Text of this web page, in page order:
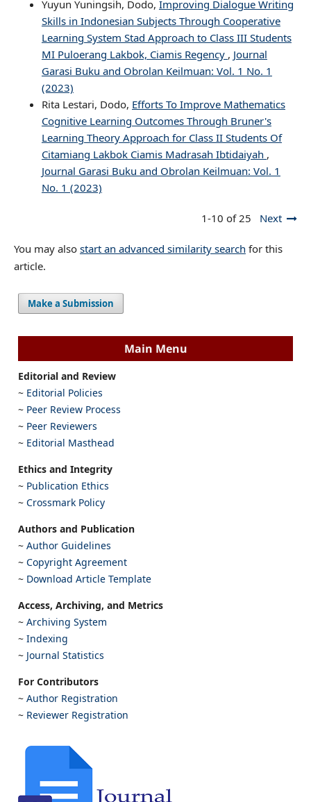
Yuyun Yuningsih, Dodo, Improving Dialogue Writing
Skills in Indonesian Subjects Through Cooperative
Learning System Stad Approach to Class III Students
MI Puloerang Lakbok, Ciamis Regency , Journal
Garasi Buku and Obrolan Keilmuan: Vol. 1 No. 1
(2023)
Rita Lestari, Dodo, Efforts To Improve Mathematics
Cognitive Learning Outcomes Through Bruner's
Learning Theory Approach for Class II Students Of
Citamiang Lakbok Ciamis Madrasah Ibtidaiyah ,
Journal Garasi Buku and Obrolan Keilmuan: Vol. 1
No. 1 (2023)
1-10 of 25 Next
You may also start an advanced similarity search for this
article.
Make a Submission
Main Menu
Editorial and Review
~ Editorial Policies
~ Peer Review Process
~ Peer Reviewers
~ Editorial Masthead
Ethics and Integrity
~ Publication Ethics
~ Crossmark Policy
Authors and Publication
~ Author Guidelines
~ Copyright Agreement
~ Download Article Template
Access, Archiving, and Metrics
~ Archiving System
~ Indexing
~ Journal Statistics
For Contributors
~ Author Registration
~ Reviewer Registration